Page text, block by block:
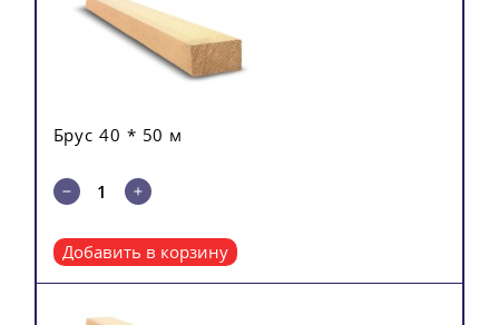
Брус 40 * 50 м
Добавить в корзину
Кол-во Total